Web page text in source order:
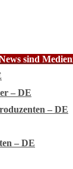
sind
– DE
– DE
– DE